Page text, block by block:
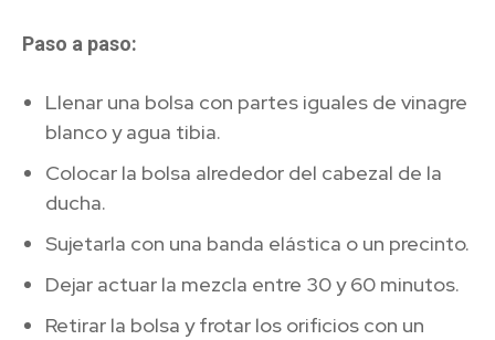
Paso a paso:
Llenar una bolsa con partes iguales de vinagre
blanco y agua tibia.
Colocar la bolsa alrededor del cabezal de la
ducha.
Sujetarla con una banda elástica o un precinto.
Dejar actuar la mezcla entre 30 y 60 minutos.
Retirar la bolsa y frotar los orificios con un